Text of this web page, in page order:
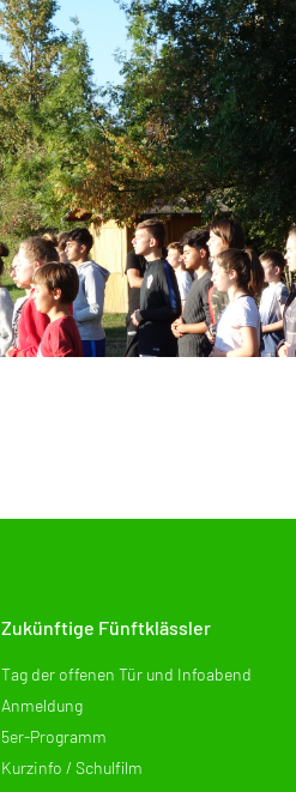
Zukünftige Fünftklässler
Tag der offenen Tür und Infoabend
Anmeldung
5er-Programm
Kurzinfo / Schulfilm